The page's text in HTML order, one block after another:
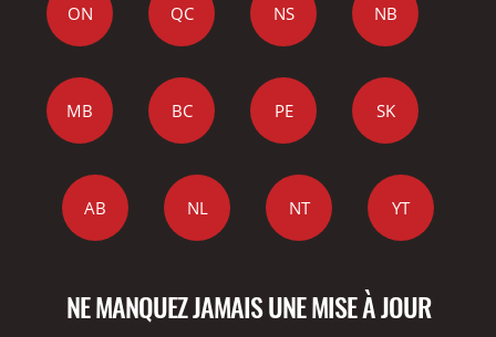
ON QC NS NB
MB BC PE SK
AB NL NT YT
NE MANQUEZ JAMAIS UNE MISE À JOUR